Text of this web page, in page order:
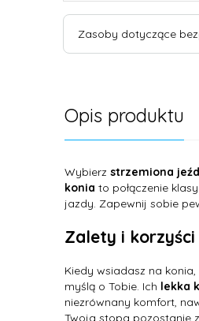
Zasoby dotyczące
Opis produktu
Wybierz strzemiona
konia to połączenie
jazdy. Zapewnij sobie
Zalety i korzyści
Kiedy wsiadasz na
myślą o Tobie. Ich lekka
niezrównany komfort,
Twoja stopa pozostanie